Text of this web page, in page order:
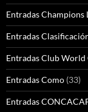
Entradas Champions
Entradas
Entradas Club World
Entradas Como (33)
Entradas